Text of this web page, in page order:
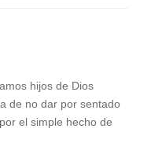
hijos de Dios
de no dar por sentado
el simple hecho de